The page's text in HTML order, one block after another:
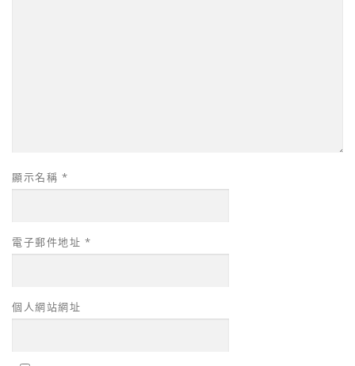
顯示名稱 *
電子郵件地址 *
個人網站網址